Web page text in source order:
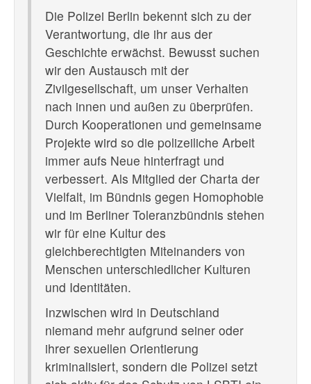
Die Polizei Berlin bekennt sich zu der
Verantwortung, die ihr aus der
Geschichte erwächst. Bewusst suchen
wir den Austausch mit der
Zivilgesellschaft, um unser Verhalten
nach innen und außen zu überprüfen.
Durch Kooperationen und gemeinsame
Projekte wird so die polizeiliche Arbeit
immer aufs Neue hinterfragt und
verbessert. Als Mitglied der Charta der
Vielfalt, im Bündnis gegen Homophobie
und im Berliner Toleranzbündnis stehen
wir für eine Kultur des
gleichberechtigten Miteinanders von
Menschen unterschiedlicher Kulturen
und Identitäten.
Inzwischen wird in Deutschland
niemand mehr aufgrund seiner oder
ihrer sexuellen Orientierung
kriminalisiert, sondern die Polizei setzt